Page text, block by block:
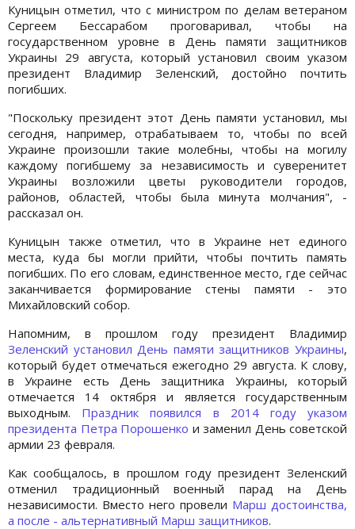
Куницын отметил, что с министром по делам ветераном
Сергеем Бессарабом проговаривал, чтобы на
государственном уровне в День памяти защитников
Украины 29 августа, который установил своим указом
президент Владимир Зеленский, достойно почтить
погибших.
"Поскольку президент этот День памяти установил, мы
сегодня, например, отрабатываем то, чтобы по всей
Украине произошли такие молебны, чтобы на могилу
каждому погибшему за независимость и суверенитет
Украины возложили цветы руководители городов,
районов, областей, чтобы была минута молчания", -
рассказал он.
Куницын также отметил, что в Украине нет единого
места, куда бы могли прийти, чтобы почтить память
погибших. По его словам, единственное место, где сейчас
заканчивается формирование стены памяти - это
Михайловский собор.
Напомним, в прошлом году президент Владимир
Зеленский установил День памяти защитников Украины,
который будет отмечаться ежегодно 29 августа. К слову,
в Украине есть День защитника Украины, который
отмечается 14 октября и является государственным
выходным. Праздник появился в 2014 году указом
президента Петра Порошенко и заменил День советской
армии 23 февраля.
Как сообщалось, в прошлом году президент Зеленский
отменил традиционный военный парад на День
независимости. Вместо него провели Марш достоинства,
а после - альтернативный Марш защитников.